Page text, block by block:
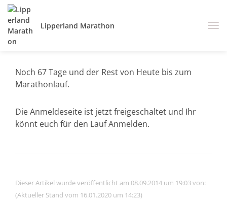
Lipperland Marathon
Noch 67 Tage und der Rest von Heute bis zum
Marathonlauf.
Die Anmeldeseite ist jetzt freigeschaltet und Ihr
könnt euch für den Lauf Anmelden.
Dieser Artikel wurde veröffentlicht am 08.09.2014 um 19:03 von:
(Aktueller Stand vom 16.01.2020 um 14:23)